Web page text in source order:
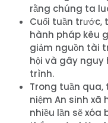
rằng chúng ta
Cuối tuần trước,
hành pháp kêu
giảm nguồn tài
hội và gây nguy
trình.
Trong tuần
niệm An sinh xã
nhiều lần sẽ xóa